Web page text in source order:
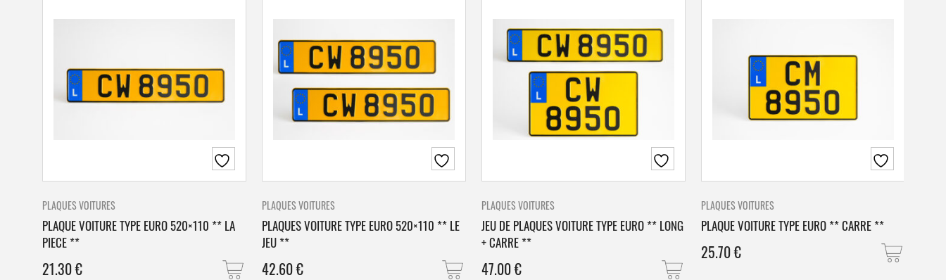
PLAQUES VOITURES
PLAQUE VOITURE TYPE EURO 520×110 ** LA
PIECE **
21.30€
PLAQUES VOITURES
PLAQUES VOITURE TYPE EURO 520×110 ** LE
JEU **
42.60€
PLAQUES VOITURES
JEU DE PLAQUES VOITURE TYPE EURO ** LONG
+ CARRE **
47.00€
PLAQUES VOITURES
PLAQUE VOITURE TYPE EURO ** CARRE **
25.70€